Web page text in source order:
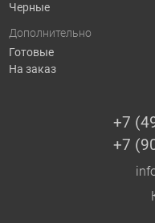
Черные
Дополнительно
Готовые
На заказ
+7
+7